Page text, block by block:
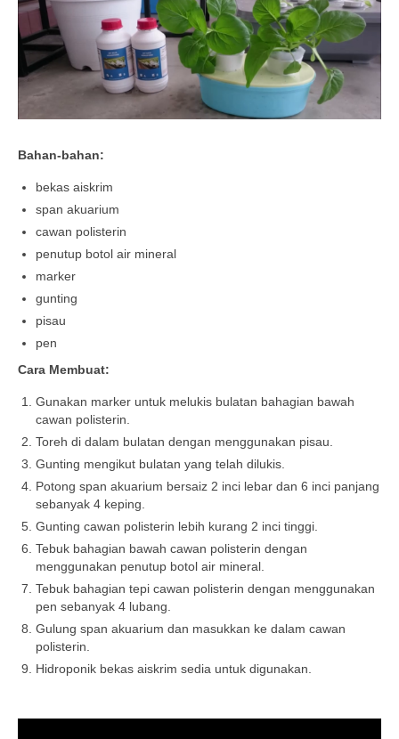
Bahan-bahan:
bekas aiskrim
span akuarium
cawan polisterin
penutup botol air mineral
marker
gunting
pisau
pen
Cara Membuat:
Gunakan marker untuk melukis bulatan bahagian bawah
cawan polisterin.
Toreh di dalam bulatan dengan menggunakan pisau.
Gunting mengikut bulatan yang telah dilukis.
Potong span akuarium bersaiz 2 inci lebar dan 6 inci panjang
sebanyak 4 keping.
Gunting cawan polisterin lebih kurang 2 inci tinggi.
Tebuk bahagian bawah cawan polisterin dengan
menggunakan penutup botol air mineral.
Tebuk bahagian tepi cawan polisterin dengan menggunakan
pen sebanyak 4 lubang.
Gulung span akuarium dan masukkan ke dalam cawan
polisterin.
Hidroponik bekas aiskrim sedia untuk digunakan.